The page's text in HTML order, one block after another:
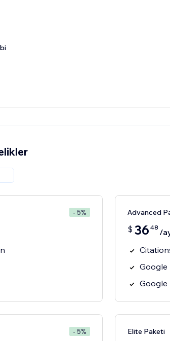
- 5% Advanced
$ 36 48 /
Google
Google
- 5% Elite Paketi